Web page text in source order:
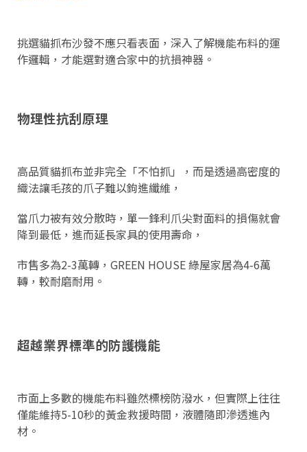
挑選貓抓布沙發不應只看表面，深入了解機能布料的運
作邏輯，才能選對適合家中的抗損神器。
物理性抗刮原理
高品質貓抓布並非完全「不怕抓」，而是透過高密度的
織法讓毛孩的爪子難以鉤進纖維，
當爪力被有效分散時，單一鋒利爪尖對面料的損傷就會
降到最低，進而延長家具的使用壽命，
市售多為2-3萬轉，GREEN HOUSE 綠屋家居為4-6萬
轉，較耐磨耐用。
超越業界標準的防護機能
市面上多數的機能布料雖然標榜防潑水，但實際上往往
僅能維持5-10秒的黃金救援時間，液體隨即滲透進內
材。